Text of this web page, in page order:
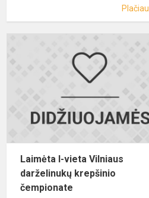
Plačiau
Laimėta I-vieta Vilniaus
darželinukų krepšinio
čempionate